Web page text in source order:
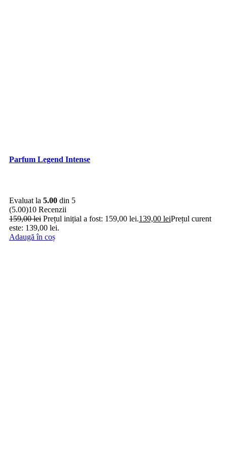
Parfum Legend Intense
Evaluat la 5.00 din 5
(5.00)10 Recenzii
159,00lei Prețul inițial a fost: 159,00 lei.139,00 leiPrețul curent
este: 139,00 lei.
Adaugă în coș